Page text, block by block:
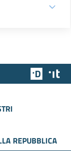
Team
REPUBBLICA